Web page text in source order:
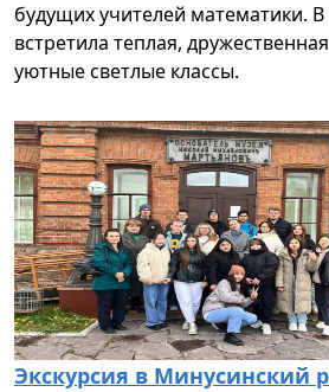
будущих учителей математики.
встретила теплая,
уютные светлые классы.
Экскурсия в Минусинский